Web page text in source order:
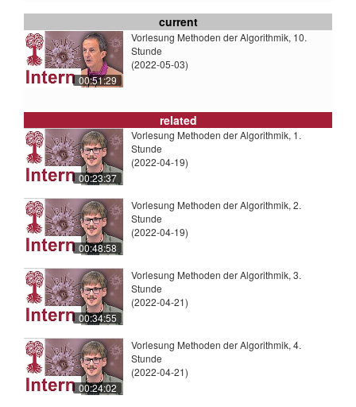
current
00:51:29
Vorlesung Methoden der Algorithmik, 10.
Stunde
(2022-05-03)
related
00:23:37
Vorlesung Methoden der Algorithmik, 1.
Stunde
(2022-04-19)
00:48:58
Vorlesung Methoden der Algorithmik, 2.
Stunde
(2022-04-19)
00:34:55
Vorlesung Methoden der Algorithmik, 3.
Stunde
(2022-04-21)
00:24:02
Vorlesung Methoden der Algorithmik, 4.
Stunde
(2022-04-21)